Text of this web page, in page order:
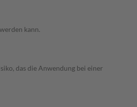
kann.
das die Anwendung bei einer